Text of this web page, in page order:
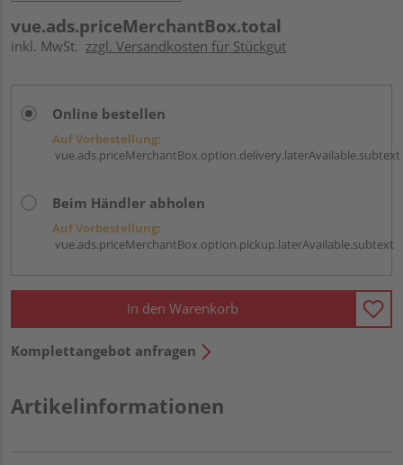
vue.ads.priceMerchantBox.total
inkl. MwSt. zzgl. Versandkosten für Stückgut
Online bestellen
Auf Vorbestellung:
vue.ads.priceMerchantBox.option.delivery.laterAvailable.subtext
Beim Händler abholen
Auf Vorbestellung:
vue.ads.priceMerchantBox.option.pickup.laterAvailable.subtext
In den Warenkorb
Komplettangebot anfragen
Artikelinformationen